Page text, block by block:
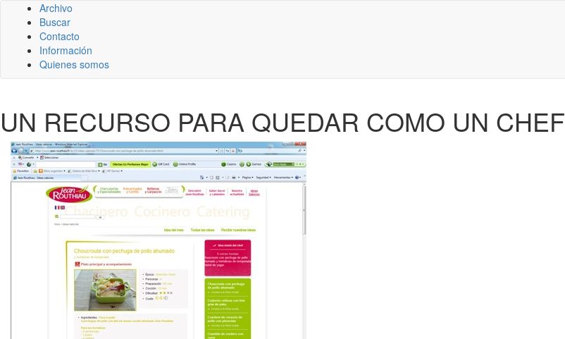
Archivo
Buscar
Contacto
Información
Quienes somos
UN RECURSO PARA QUEDAR COMO UN CHEF